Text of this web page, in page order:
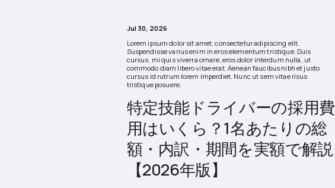
Jul 30, 2026
Lorem ipsum dolor sit amet, consectetur adipiscing elit.
Suspendisse varius enim in eros elementum tristique. Duis
cursus, mi quis viverra ornare, eros dolor interdum nulla, ut
commodo diam libero vitae erat. Aenean faucibus nibh et justo
cursus id rutrum lorem imperdiet. Nunc ut sem vitae risus
tristique posuere.
特定技能ドライバーの採用費
用はいくら？1名あたりの総
額・内訳・期間を実額で解説
【2026年版】